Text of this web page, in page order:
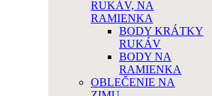
RUKÁV, NA
RAMIENKA
BODY KRÁTKY
RUKÁV
BODY NA
RAMIENKA
OBLEČENIE NA